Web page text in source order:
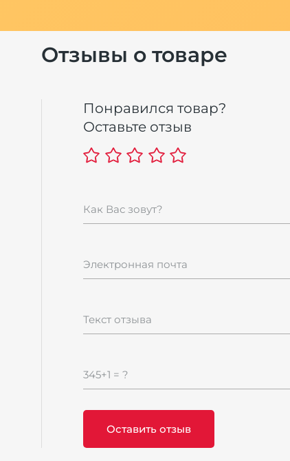
Отзывы о товаре
Понравился товар?
Оставьте отзыв
Как Вас зовут?
Электронная почта
Текст отзыва
345+1 = ?